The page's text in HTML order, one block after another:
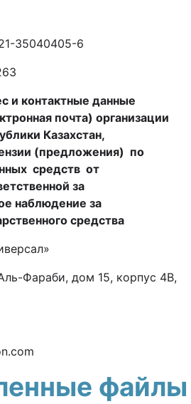
35040405-6
и контактные данные
почта) организации
Казахстан,
(предложения) по
средств от
за
наблюдение за
средства
Фараби, дом 15, корпус 4В,
файлы